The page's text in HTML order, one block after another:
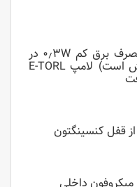
موتور سبک ۳LCD کم مصرف مصرف برق کم ۰٫۳W در
حالت آماده به کار (ارتباط خاموش است) لامپ E-TORL
قفل کنسینگتون